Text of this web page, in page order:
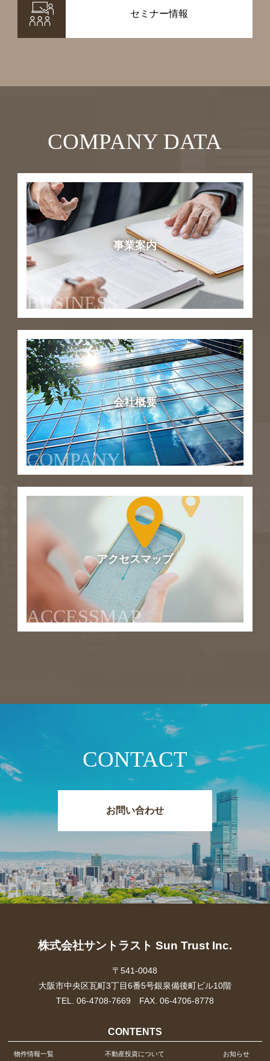
セミナー情報
COMPANY DATA
事業案内
BUSINESS
会社概要
COMPANY
アクセスマップ
ACCESSMAP
CONTACT
お問い合わせ
株式会社サントラスト Sun Trust Inc.
〒541-0048
大阪市中央区瓦町3丁目6番5号銀泉備後町ビル10階
TEL. 06-4708-7669 FAX. 06-4706-8778
CONTENTS
物件情報一覧 不動産投資について お知らせ